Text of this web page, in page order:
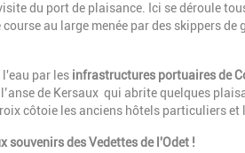
du port de plaisance. Ici se déroule
au large menée par des skippers
par les infrastructures portuaires de
de Kersaux qui abrite quelques
côtoie les anciens hôtels particuliers et
souvenirs des Vedettes de l'Odet !